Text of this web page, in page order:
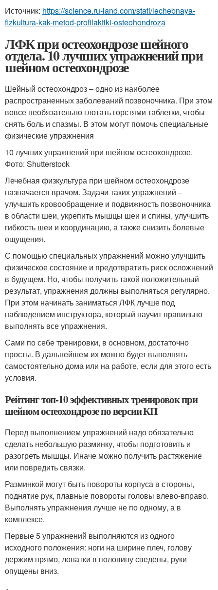
Источник: https://science.ru-land.com/stati/lechebnaya-
fizkultura-kak-metod-profilaktiki-osteohondroza
ЛФК при остеохондрозе шейного
отдела. 10 лучших упражнений при
шейном остеохондрозе
Шейный остеохондроз – одно из наиболее
распространенных заболеваний позвоночника. При этом
вовсе необязательно глотать горстями таблетки, чтобы
снять боль и спазмы. В этом могут помочь специальные
физические упражнения
10 лучших упражнений при шейном остеохондрозе.
Фото: Shutterstock
Лечебная физкультура при шейном остеохондрозе
назначается врачом. Задачи таких упражнений –
улучшить кровообращение и подвижность позвоночника
в области шеи, укрепить мышцы шеи и спины, улучшить
гибкость шеи и координацию, а также снизить болевые
ощущения.
С помощью специальных упражнений можно улучшить
физическое состояние и предотвратить риск осложнений
в будущем. Но, чтобы получить такой положительный
результат, упражнения должны выполняться регулярно.
При этом начинать заниматься ЛФК лучше под
наблюдением инструктора, который научит правильно
выполнять все упражнения.
Сами по себе тренировки, в основном, достаточно
просты. В дальнейшем их можно будет выполнять
самостоятельно дома или на работе, если для этого есть
условия.
Рейтинг топ-10 эффективных тренировок при
шейном остеохондрозе по версии КП
Перед выполнением упражнений надо обязательно
сделать небольшую разминку, чтобы подготовить и
разогреть мышцы. Иначе можно получить растяжение
или повредить связки.
Разминкой могут быть повороты корпуса в стороны,
поднятие рук, плавные повороты головы влево-вправо.
Выполнять упражнения лучше не по одному, а в
комплексе.
Первые 5 упражнений выполняются из одного
исходного положения: ноги на ширине плеч, голову
держим прямо, лопатки в половину сведены, руки
опущены вниз.